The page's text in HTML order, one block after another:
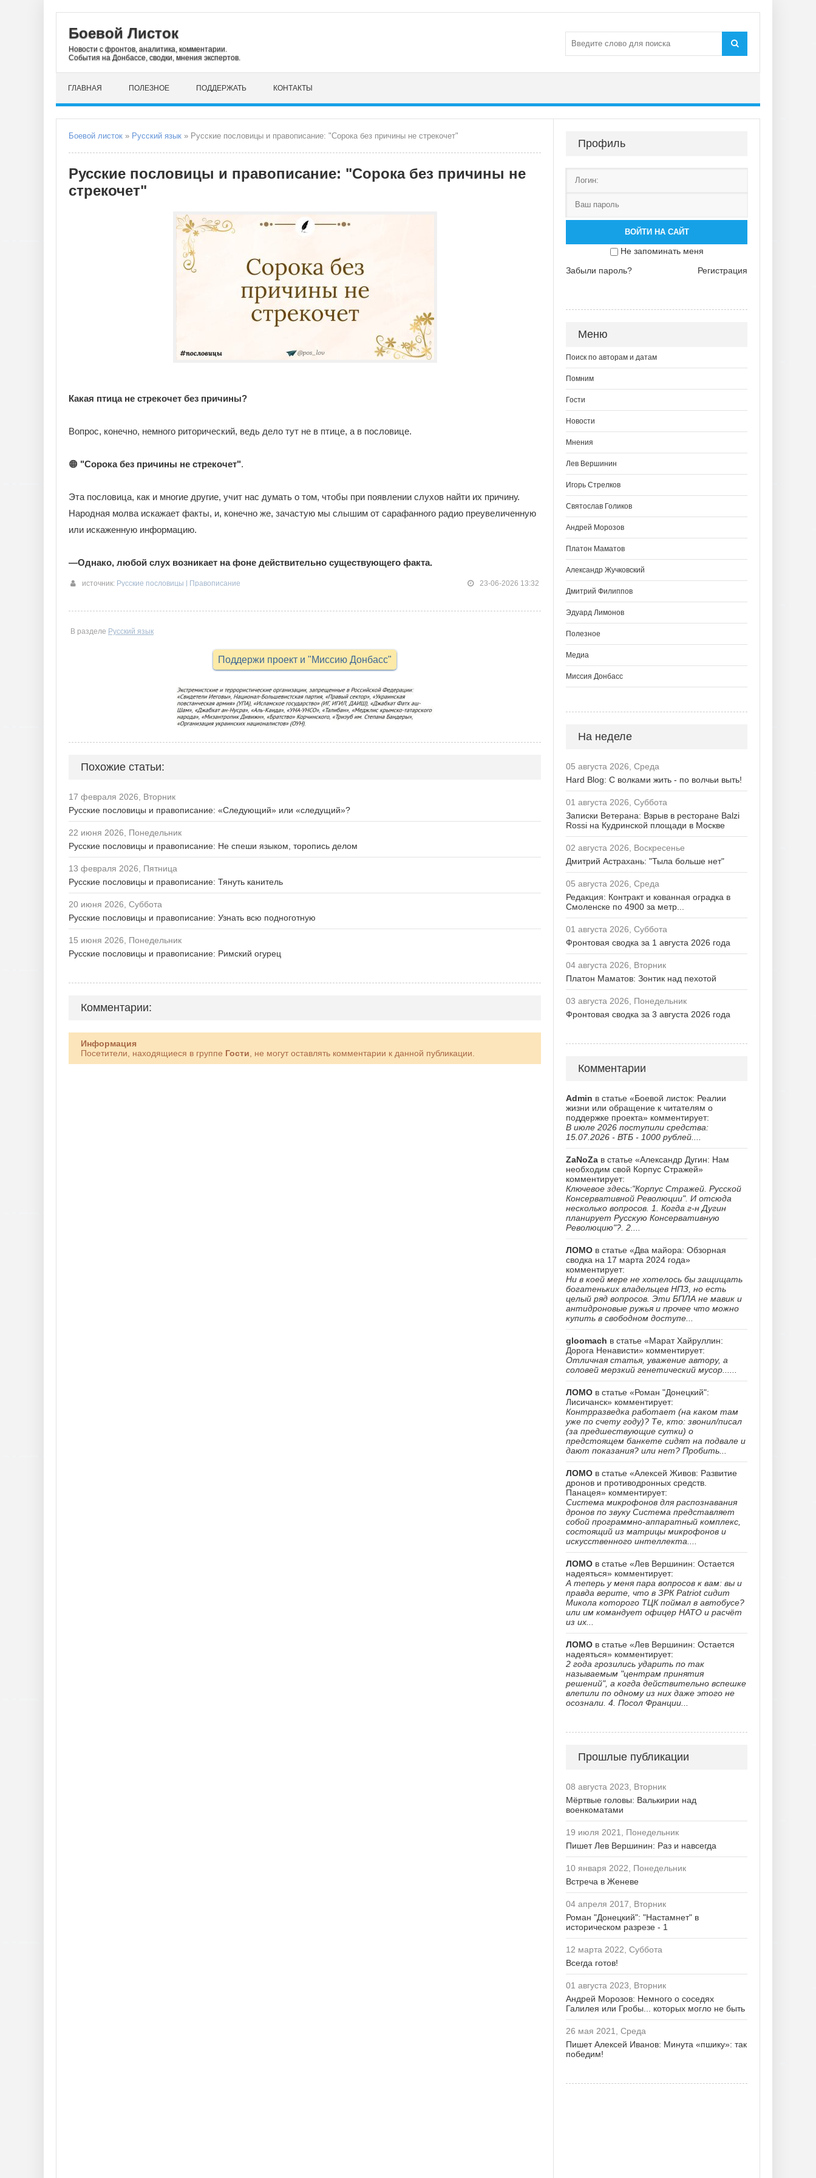
Боевой Листок
Новости с фронтов, аналитика, комментарии.
События на Донбассе, сводки, мнения экспертов.
ГЛАВНАЯ ПОЛЕЗНОЕ ПОДДЕРЖАТЬ КОНТАКТЫ
Боевой листок » Русский язык » Русские пословицы и правописание: "Сорока без причины не стрекочет"
Русские пословицы и правописание: "Сорока без причины не
стрекочет"
Какая птица не стрекочет без причины?
Вопрос, конечно, немного риторический, ведь дело тут не в птице, а в пословице.
🟠 "Сорока без причины не стрекочет".
Эта пословица, как и многие другие, учит нас думать о том, чтобы при появлении слухов найти их причину.
Народная молва искажает факты, и, конечно же, зачастую мы слышим от сарафанного радио преувеличенную
или искаженную информацию.
—Однако, любой слух возникает на фоне действительно существующего факта.
источник: Русские пословицы | Правописание 23-06-2026 13:32
В разделе Русский язык
Поддержи проект и "Миссию Донбасс"
Похожие статьи:
17 февраля 2026, Вторник
Русские пословицы и правописание: «Следующий» или «cледущий»?
22 июня 2026, Понедельник
Русские пословицы и правописание: Не спеши языком, торопись делом
13 февраля 2026, Пятница
Русские пословицы и правописание: Тянуть канитель
20 июня 2026, Суббота
Русские пословицы и правописание: Узнать всю подноготную
15 июня 2026, Понедельник
Русские пословицы и правописание: Римский огурец
Комментарии:
Информация
Посетители, находящиеся в группе Гости , не могут оставлять комментарии к данной публикации.
Профиль
ВОЙТИ НА САЙТ
Не запоминать меня
Забыли пароль?
Регистрация
Меню
Поиск по авторам и датам
Помним
Гости
Новости
Мнения
Лев Вершинин
Игорь Стрелков
Святослав Голиков
Андрей Морозов
Платон Маматов
Александр Жучковский
Дмитрий Филиппов
Эдуард Лимонов
Полезное
Медиа
Миссия Донбасс
На неделе
05 августа 2026, Среда
Hard Blog: С волками жить - по волчьи выть!
01 августа 2026, Суббота
Записки Ветерана: Взрыв в ресторане Balzi
Rossi на Кудринской площади в Москве
02 августа 2026, Воскресенье
Дмитрий Астрахань: "Тыла больше нет"
05 августа 2026, Среда
Редакция: Контракт и кованная оградка в
Смоленске по 4900 за метр...
01 августа 2026, Суббота
Фронтовая сводка за 1 августа 2026 года
04 августа 2026, Вторник
Платон Маматов: Зонтик над пехотой
03 августа 2026, Понедельник
Фронтовая сводка за 3 августа 2026 года
Комментарии
Admin в статье «Боевой листок: Реалии
жизни или обращение к читателям о
поддержке проекта» комментирует:
В июле 2026 поступили средства:
15.07.2026 - ВТБ - 1000 рублей....
ZaNoZa в статье «Александр Дугин: Нам
необходим свой Корпус Стражей»
комментирует:
Ключевое здесь:"Корпус Стражей. Русской
Консервативной Революции". И отсюда
несколько вопросов. 1. Когда г-н Дугин
планирует Русскую Консервативную
Революцию"?. 2....
ЛОМО в статье «Два майора: Обзорная
сводка на 17 марта 2024 года»
комментирует:
Ни в коей мере не хотелось бы защищать
богатеньких владельцев НПЗ, но есть
целый ряд вопросов. Эти БПЛА не мавик и
антидроновые ружья и прочее что можно
купить в свободном доступе...
gloomach в статье «Марат Хайруллин:
Дорога Ненависти» комментирует:
Отличная статья, уважение автору, а
соловей мерзкий генетический мусор......
ЛОМО в статье «Роман "Донецкий":
Лисичанск» комментирует:
Контрразведка работает (на каком там
уже по счету году)? Те, кто: звонил/писал
(за предшествующие сутки) о
предстоящем банкете сидят на подвале и
дают показания? или нет? Пробить...
ЛОМО в статье «Алексей Живов: Развитие
дронов и противодронных средств.
Панацея» комментирует:
Система микрофонов для распознавания
дронов по звуку Система представляет
собой программно-аппаратный комплекс,
состоящий из матрицы микрофонов и
искусственного интеллекта....
ЛОМО в статье «Лев Вершинин: Остается
надеяться» комментирует:
А теперь у меня пара вопросов к вам: вы и
правда верите, что в ЗРК Patriot сидит
Микола которого ТЦК поймал в автобусе?
или им командует офицер НАТО и расчёт
из их...
ЛОМО в статье «Лев Вершинин: Остается
надеяться» комментирует:
2 года грозились ударить по так
называемым "центрам принятия
решений", а когда действительно вспешке
влепили по одному из них даже этого не
осознали. 4. Посол Франции...
Прошлые публикации
08 августа 2023, Вторник
Мёртвые головы: Валькирии над
военкоматами
19 июля 2021, Понедельник
Пишет Лев Вершинин: Раз и навсегда
10 января 2022, Понедельник
Встреча в Женеве
04 апреля 2017, Вторник
Роман "Донецкий": "Настамнет" в
историческом разрезе - 1
12 марта 2022, Суббота
Всегда готов!
01 августа 2023, Вторник
Андрей Морозов: Немного о соседях
Галилея или Гробы... которых могло не быть
26 мая 2021, Среда
Пишет Алексей Иванов: Минута «пшику»: так
победим!